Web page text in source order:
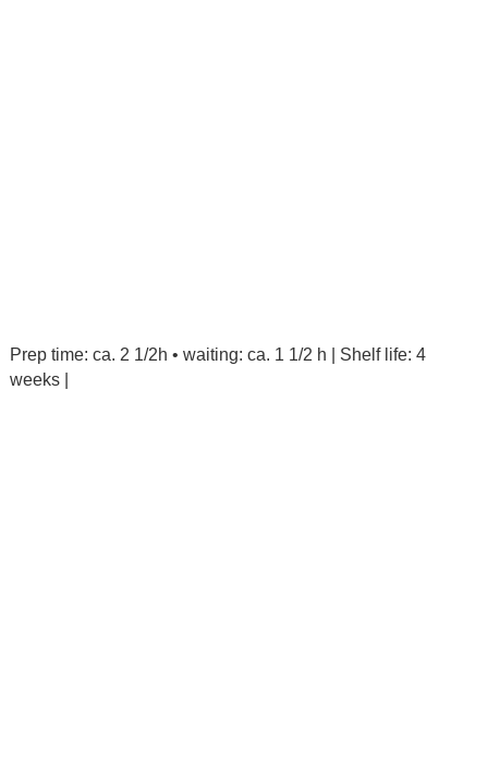
Prep time: ca. 2 1/2h • waiting: ca. 1 1/2 h | Shelf life: 4
weeks |